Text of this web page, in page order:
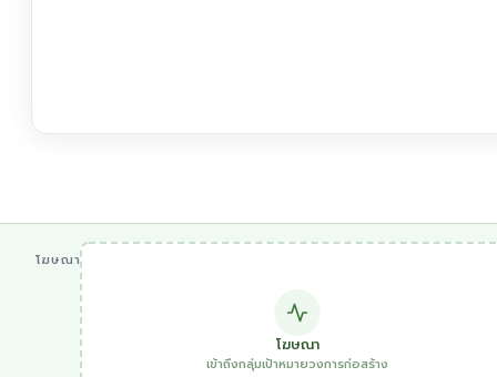
โฆษณา
โฆษณา
เข้าถึงกลุ่มเป้าหมายวงการก่อสร้าง